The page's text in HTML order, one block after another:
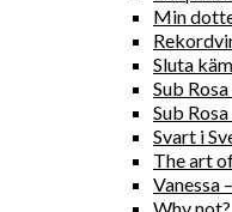
Min
Sluta
Sub
Sub
Svart i
The art
Vanessa